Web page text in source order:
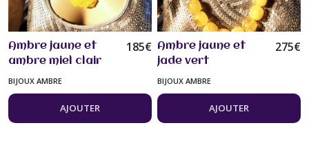
Ambre jaune et
ambre miel clair
très beau collier
51 cm grosses
perles pendentif
sculpté bijou
185€
BIJOUX AMBRE
AJOUTER
Ambre jaune et
jade vert
collier/sautoir de
72 cm grosses
perles Bijou femme
275€
BIJOUX AMBRE
AJOUTER